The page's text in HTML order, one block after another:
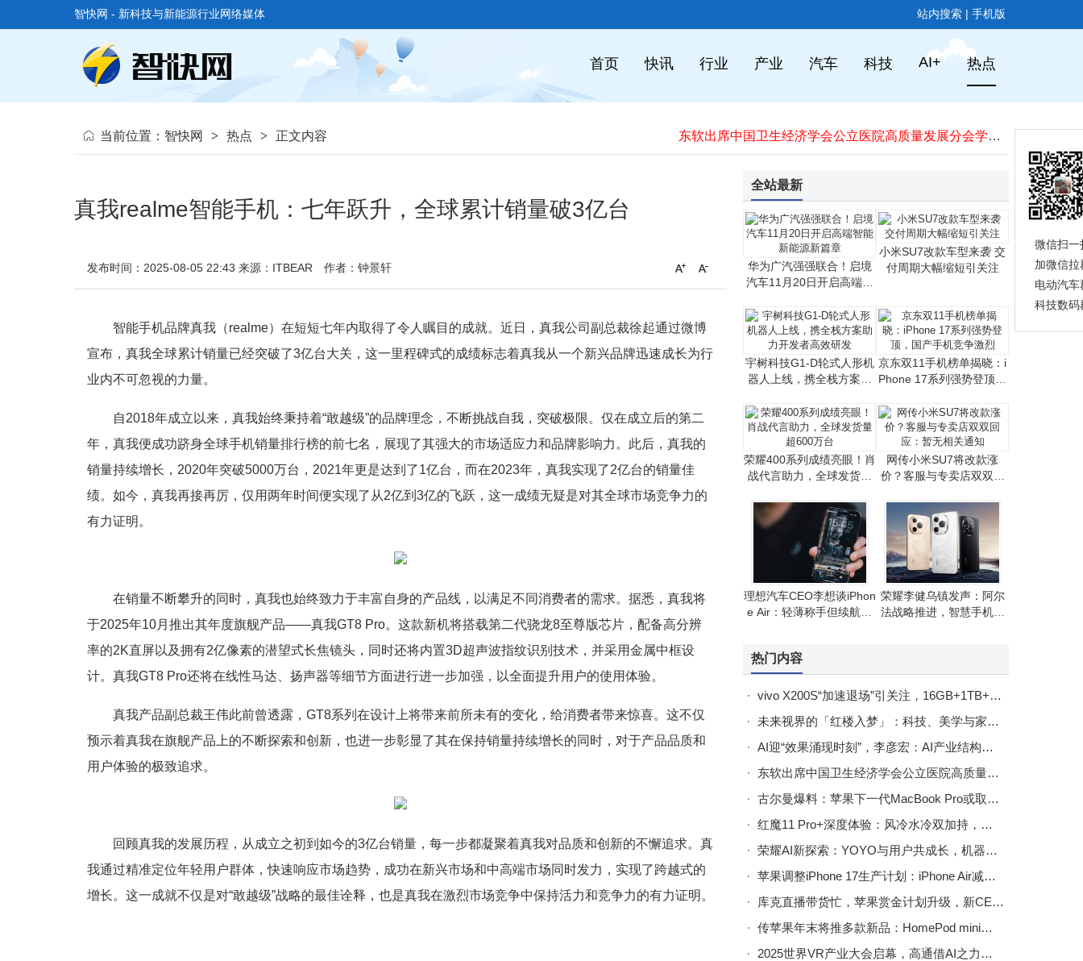
站内搜索 | 手机版
智快网 - 新科技与新能源行业网络媒体
首页 快讯 行业 产业 汽车 科技 AI+ 热点
华为Mate 70 Air登场！“Air”赛道上，华为与苹果的轻薄新较量
东软出席中国卫生经济学会公立医院高质量发展分会学术年会
未来视界的「红楼入梦」：科技、美学与家的三重奏
网友苦等一加15终有回应 李杰承诺不辜负期待 165帧游戏新体验即将登场
Wi-Fi 7时代来临，BAW滤波器如何助力无线连接体验升级？
华为Mate 70 Air登场！“Air”赛道上，华为与苹果的轻薄新较量
荣誉加冕 东软入选福布斯中国2025出海全球化领军品牌榜
当前位置： 智快网 > 热点 > 正文内容
真我realme智能手机：七年跃升，全球累计销量破3亿台
发布时间：2025-08-05 22:43 来源：ITBEAR 作者：钟景轩
智能手机品牌真我（realme）在短短七年内取得了令人瞩目的成就。近日，真我公司副总裁徐起通过微博
宣布，真我全球累计销量已经突破了3亿台大关，这一里程碑式的成绩标志着真我从一个新兴品牌迅速成长为行
业内不可忽视的力量。
自2018年成立以来，真我始终秉持着“敢越级”的品牌理念，不断挑战自我，突破极限。仅在成立后的第二
年，真我便成功跻身全球手机销量排行榜的前七名，展现了其强大的市场适应力和品牌影响力。此后，真我的
销量持续增长，2020年突破5000万台，2021年更是达到了1亿台，而在2023年，真我实现了2亿台的销量佳
绩。如今，真我再接再厉，仅用两年时间便实现了从2亿到3亿的飞跃，这一成绩无疑是对其全球市场竞争力的
有力证明。
在销量不断攀升的同时，真我也始终致力于丰富自身的产品线，以满足不同消费者的需求。据悉，真我将
于2025年10月推出其年度旗舰产品——真我GT8 Pro。这款新机将搭载第二代骁龙8至尊版芯片，配备高分辨
率的2K直屏以及拥有2亿像素的潜望式长焦镜头，同时还将内置3D超声波指纹识别技术，并采用金属中框设
计。真我GT8 Pro还将在线性马达、扬声器等细节方面进行进一步加强，以全面提升用户的使用体验。
真我产品副总裁王伟此前曾透露，GT8系列在设计上将带来前所未有的变化，给消费者带来惊喜。这不仅
预示着真我在旗舰产品上的不断探索和创新，也进一步彰显了其在保持销量持续增长的同时，对于产品品质和
用户体验的极致追求。
回顾真我的发展历程，从成立之初到如今的3亿台销量，每一步都凝聚着真我对品质和创新的不懈追求。真
我通过精准定位年轻用户群体，快速响应市场趋势，成功在新兴市场和中高端市场同时发力，实现了跨越式的
增长。这一成就不仅是对“敢越级”战略的最佳诠释，也是真我在激烈市场竞争中保持活力和竞争力的有力证明。
全站最新
华为广汽强强联合！启境
汽车11月20日开启高端智
小米SU7改款车型来袭 交
付周期大幅缩短引关注
宇树科技G1-D轮式人形机
器人上线，携全栈方案助
京东双11手机榜单揭晓：i
Phone 17系列强势登顶，
荣耀400系列成绩亮眼！肖
战代言助力，全球发货量
网传小米SU7将改款涨
价？客服与专卖店双双回
理想汽车CEO李想谈iPhon
e Air：轻薄称手但续航有
荣耀李健乌镇发声：阿尔
法战略推进，智慧手机生
热门内容
vivo X200S“加速退场”引关注，16GB+1TB+6200mAh，高端旗舰如今价格亲民
未来视界的「红楼入梦」：科技、美学与家的三重奏
AI迎“效果涌现时刻”，李彦宏：AI产业结构正转变为健康的“倒金字塔”
东软出席中国卫生经济学会公立医院高质量发展分会学术年会
古尔曼爆料：苹果下一代MacBook Pro或取消刘海屏，配M6芯片与OLED屏
红魔11 Pro+深度体验：风冷水冷双加持，游戏手机性能新巅峰
荣耀AI新探索：YOYO与用户共成长，机器人手机开启未来生活新图景
苹果调整iPhone 17生产计划：iPhone Air减产，标准版及Pro系列或迎增产
库克直播带货忙，苹果赏金计划升级，新CEO呼声人选AI领域显潜力
传苹果年末将推多款新品：HomePod mini等三款将至，另三款或2025年后登场
2025世界VR产业大会启幕，高通借AI之力携产业伙伴共绘XR新蓝图
微信扫一
加微信拉
电动汽车
科技数码